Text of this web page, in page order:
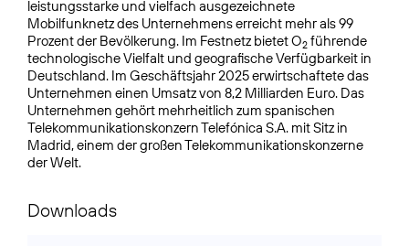
leistungsstarke und vielfach ausgezeichnete
Mobilfunknetz des Unternehmens erreicht mehr als 99
Prozent der Bevölkerung. Im Festnetz bietet O2 führende
technologische Vielfalt und geografische Verfügbarkeit in
Deutschland. Im Geschäftsjahr 2025 erwirtschaftete das
Unternehmen einen Umsatz von 8,2 Milliarden Euro. Das
Unternehmen gehört mehrheitlich zum spanischen
Telekommunikationskonzern Telefónica S.A. mit Sitz in
Madrid, einem der großen Telekommunikationskonzerne
der Welt.
Downloads